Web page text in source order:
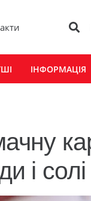
ІНФОРМАЦІЯ
і солі